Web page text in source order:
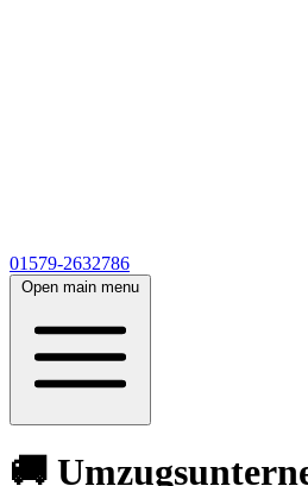
01579-2632786
Open main menu
🚚